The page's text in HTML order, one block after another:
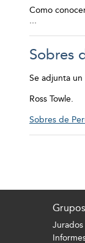
Como
...
Sobres
Se adjunta
Ross Towle.
Sobres de
Jurados